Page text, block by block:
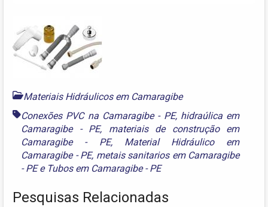
Materiais Hidráulicos em Camaragibe
Conexões PVC na Camaragibe - PE, hidraúlica em
Camaragibe - PE, materiais de construção em
Camaragibe - PE, Material Hidráulico em
Camaragibe - PE, metais sanitarios em Camaragibe
- PEe Tubos em Camaragibe - PE
Pesquisas Relacionadas